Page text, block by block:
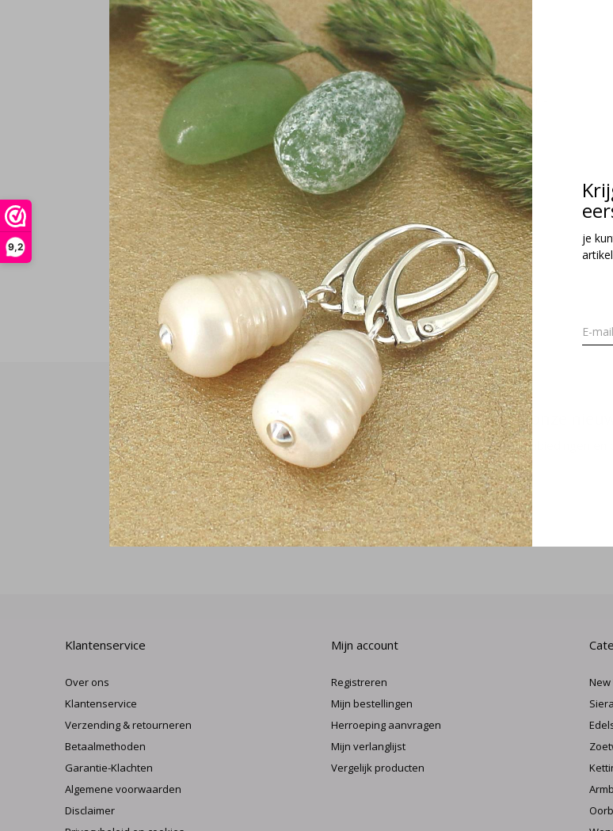
9,2
je
Oorbellen parel grijs - sterling zilver -
2364
€29,95
Incl. btw
Meld je aan voor onze
Ontvang de nieuwste aanbiedingen en
Klantenservice
Over ons
Klantenservice
Verzending & retourneren
Betaalmethoden
Garantie-Klachten
Algemene voorwaarden
Disclaimer
Mijn account
Registreren
Mijn bestellingen
Herroeping aanvragen
Mijn verlanglijst
Vergelijk producten
New